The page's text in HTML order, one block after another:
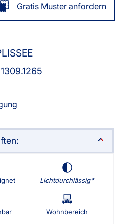
Lichtdurchlässig
Wohnbereich
Gratis Muster anfordern